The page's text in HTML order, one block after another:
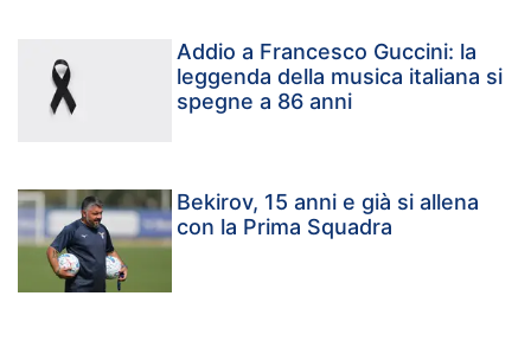
Addio a Francesco Guccini: la
leggenda della musica italiana si
spegne a 86 anni
Bekirov, 15 anni e già si allena
con la Prima Squadra